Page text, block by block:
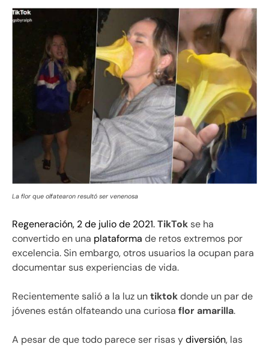
La flor que olfatearon resultó ser venenosa
Regeneración, 2 de julio de 2021.TikTokse ha
convertido en una plataforma de retos extremos por
excelencia. Sin embargo, otros usuarios la ocupan para
documentar sus experiencias de vida.
Recientemente salió a la luz untiktokdonde un par de
jóvenes están olfateando una curiosa flor amarilla.
A pesar de que todo parece ser risas ydiversión, las